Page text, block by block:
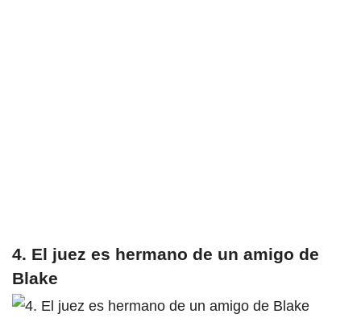
4. El juez es hermano de un amigo de
Blake